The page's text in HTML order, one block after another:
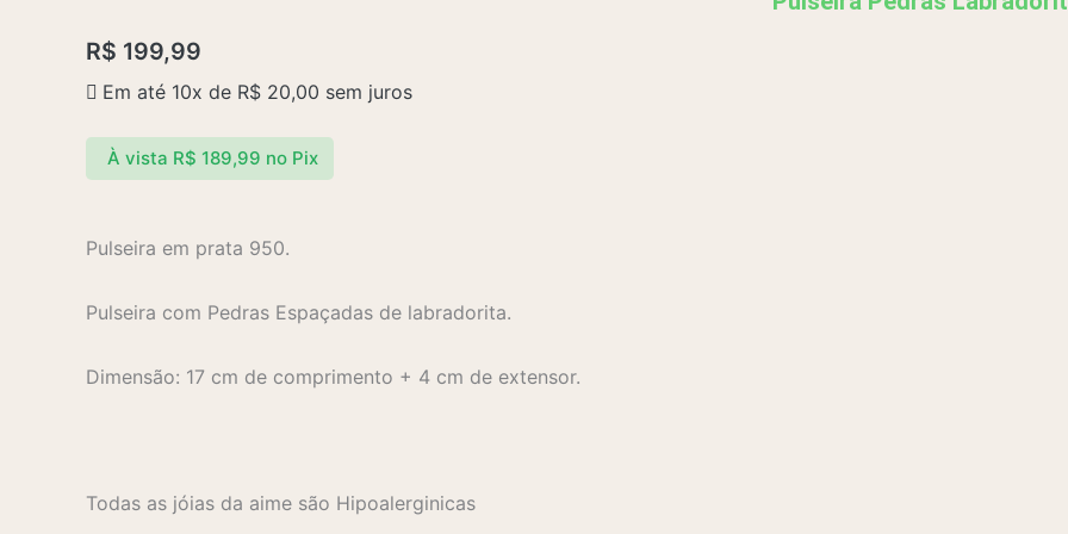
R$ 199,99
Em até 10x de R$ 20,00 sem juros
À vista R$ 189,99 no Pix
Pulseira em prata 950.
Pulseira com Pedras Espaçadas de labradorita.
Dimensão: 17 cm de comprimento + 4 cm de extensor.
Todas as jóias da aime são Hipoalerginicas